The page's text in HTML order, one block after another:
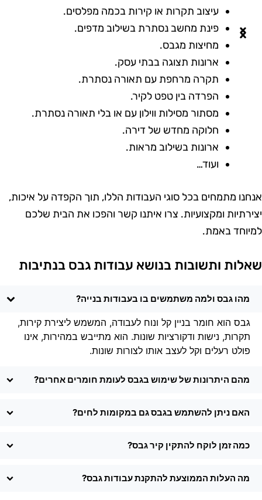
עיצוב תקרות או קירות בכמה מפלסים.
פינת מחשב נסתרת בשילוב מדפים.
מחיצות מגבס.
ארונות תצוגה בבתי עסק.
תקרה מרחפת עם תאורה נסתרת.
הפרדה בין טפט לקיר.
מסתור מסילות ווילון עם או בלי תאורה נסתרת.
חלוקה מחדש של דירה.
ארונות בשילוב מראות.
ועוד…
מתמחים בכל סוגי העבודות הללו, תוך הקפדה על איכות,
ומקצועיות. צרו איתנו קשר והפכו את הבית שלכם
באמת.
ותשובות בנושא עבודות גבס בנתיבות
מהו גבס ולמה משתמשים בו בעבודות בנייה?
גבס הוא חומר בניין קל ונוח לעבודה, המשמש ליצירת קירות,
תקרות, נישות ודקורציות שונות. הוא מתייבש במהירות, אינו
פולט רעלים וקל לעצב אותו לצורות שונות.
מהם היתרונות של שימוש בגבס לעומת חומרים אחרים?
האם ניתן להשתמש בגבס גם במקומות לחים?
כמה זמן לוקח להתקין קיר גבס?
מה העלות הממוצעת להתקנת עבודות גבס?